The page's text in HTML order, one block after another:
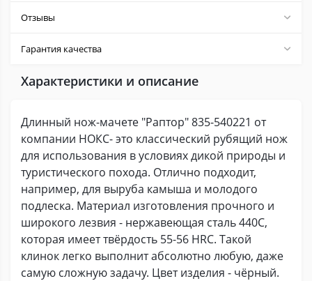
Отзывы
Гарантия качества
Характеристики и описание
Длинный нож-мачете "Раптор" 835-540221 от
компании НОКС- это классический рубящий нож
для использования в условиях дикой природы и
туристического похода. Отлично подходит,
например, для выруба камыша и молодого
подлеска. Материал изготовления прочного и
широкого лезвия - нержавеющая сталь 440C,
которая имеет твёрдость 55-56 HRC. Такой
клинок легко выполнит абсолютно любую, даже
самую сложную задачу. Цвет изделия - чёрный.